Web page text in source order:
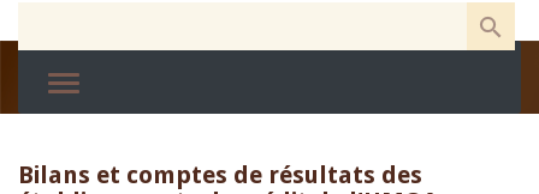
Bilans et comptes de résultats des